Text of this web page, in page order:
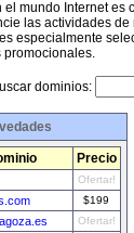
el mundo Internet
las actividades de
especialmente
promocionales.
dominios:
Precio
Ofertar!
$199
Ofertar!